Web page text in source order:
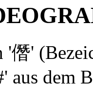
'僭'
aus dem